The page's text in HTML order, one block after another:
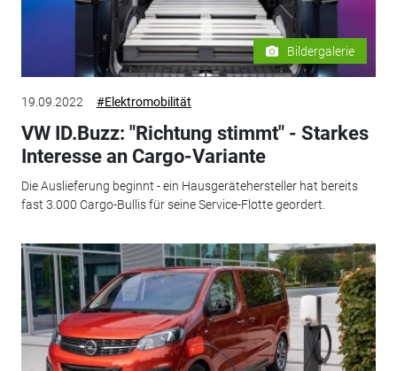
Bildergalerie
19.09.2022 #Elektromobilität
VW ID.Buzz: "Richtung stimmt" - Starkes
Interesse an Cargo-Variante
Die Auslieferung beginnt - ein Hausgerätehersteller hat bereits
fast 3.000 Cargo-Bullis für seine Service-Flotte geordert.